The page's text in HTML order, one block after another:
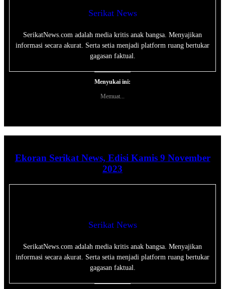
Serikat News
SerikatNews.com adalah media kritis anak bangsa. Menyajikan
informasi secara akurat. Serta setia menjadi platform ruang bertukar
gagasan faktual.
Menyukai ini:
Memuat...
Ekoran Serikat News, Edisi Kamis 9 November
2023
Serikat News
SerikatNews.com adalah media kritis anak bangsa. Menyajikan
informasi secara akurat. Serta setia menjadi platform ruang bertukar
gagasan faktual.